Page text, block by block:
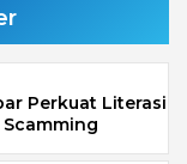
Perkuat Literasi